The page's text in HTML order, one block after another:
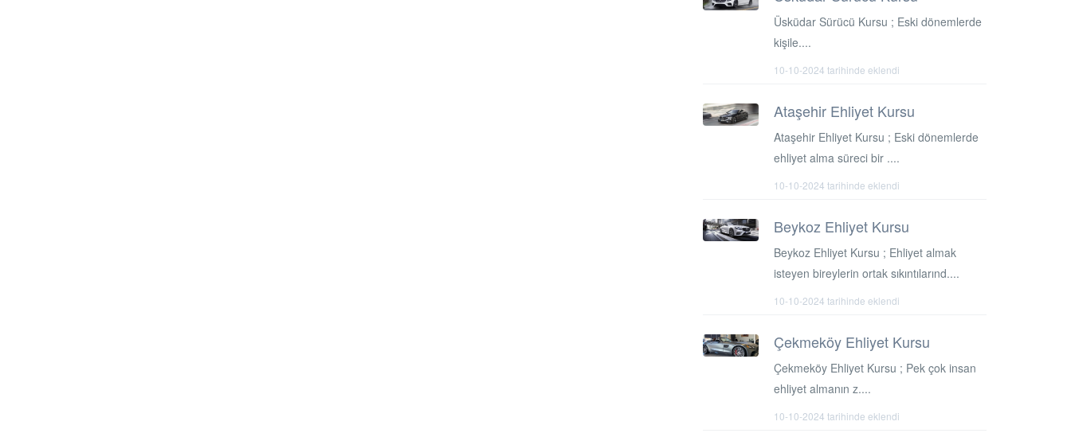
Üsküdar Sürücü Kursu ; Eski dönemlerde
kişile....
10-10-2024 tarihinde eklendi
Ataşehir Ehliyet Kursu
Ataşehir Ehliyet Kursu ; Eski dönemlerde
ehliyet alma süreci bir ....
10-10-2024 tarihinde eklendi
Beykoz Ehliyet Kursu
Beykoz Ehliyet Kursu ; Ehliyet almak
isteyen bireylerin ortak sıkıntılarınd....
10-10-2024 tarihinde eklendi
Çekmeköy Ehliyet Kursu
Çekmeköy Ehliyet Kursu ; Pek çok insan
ehliyet almanın z....
10-10-2024 tarihinde eklendi